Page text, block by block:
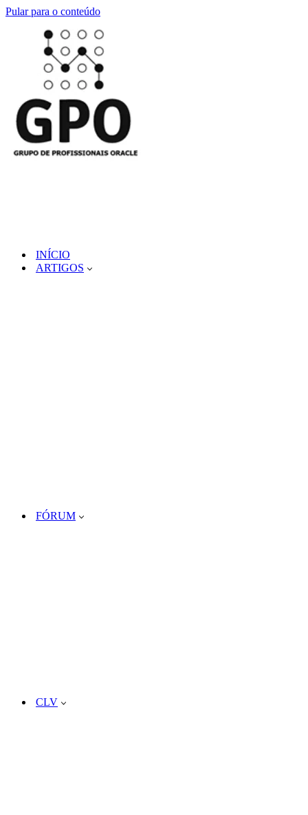
Pular para o conteúdo
INÍCIO
ARTIGOS
FÓRUM
CLV